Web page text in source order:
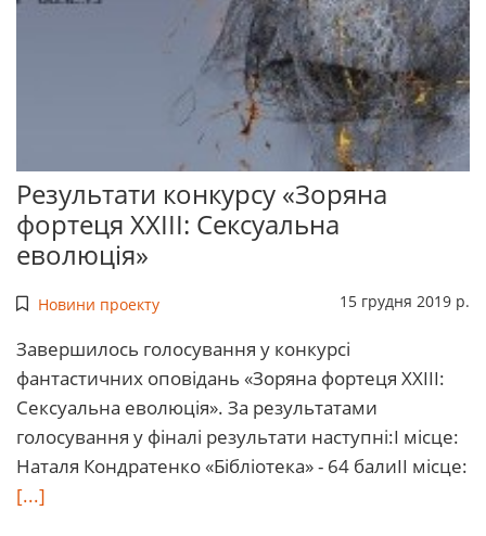
Результати конкурсу «Зоряна
фортеця ХХІІІ: Сексуальна
еволюція»
Новини проекту 15 грудня 2019 р.
Завершилось голосування у конкурсі
фантастичних оповідань «Зоряна фортеця ХХІІІ:
Сексуальна еволюція». За результатами
голосування у фіналі результати наступні:І місце:
Наталя Кондратенко «Бібліотека» - 64 балиІІ місце:
[...]